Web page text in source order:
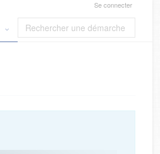
Se connecter